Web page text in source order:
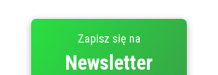
Zapisz się na
Newsletter